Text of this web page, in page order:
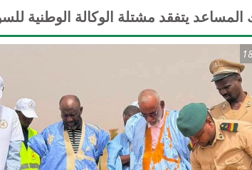
المساعد يتفقد مشتلة الوكالة الوطنية